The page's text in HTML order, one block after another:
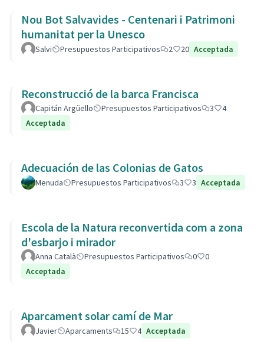
Nou Bot Salvavides - Centenari i Patrimoni
humanitat per la Unesco
Salvi Presupuestos Participativos 2 20 Acceptada
Reconstrucció de la barca Francisca
Capitán Argüello Presupuestos Participativos 3
4
Acceptada
Adecuación de las Colonias de Gatos
Menuda Presupuestos Participativos 3 3 Acceptada
Escola de la Natura reconvertida com a zona
d'esbarjo i mirador
Anna Català Presupuestos Participativos 0
0
Acceptada
Aparcament solar camí de Mar
Javier Aparcaments 15 4 Acceptada